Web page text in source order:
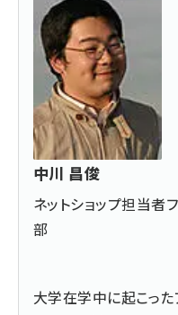
中川 昌俊
ネットショップ担当者
部
大学在学中に起こっ